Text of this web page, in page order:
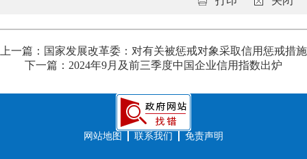
上一篇：国家发展改革委：对有关被惩戒对象采取信用惩戒措施
下一篇：2024年9月及前三季度中国企业信用指数出炉
网站地图 联系我们 免责声明